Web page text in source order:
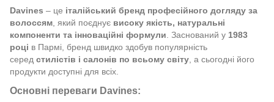
Davines – це італійський бренд професійного догляду за
волоссям, який поєднує високу якість, натуральні
компоненти та інноваційні формули. Заснований у 1983
році в Пармі, бренд швидко здобув популярність
серед стилістів і салонів по всьому світу, а сьогодні його
продукти доступні для всіх.
Основні переваги Davines: